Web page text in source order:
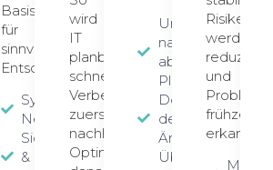
Basis
für
sinnvolle
Entscheidungen.
System- &
Netzwerküberblick
Sicherheits-
& Update-
wird
IT
planbar:
schnelle
Verbesserungen
zuerst,
nachhaltige
Optimierungen
Umsetzung
nach
abgestimmtem
Plan
Dokumentation
der
Änderungen
Übergabe
Risiken
werden
reduziert
und
Probleme
frühzeitig
erkannt.